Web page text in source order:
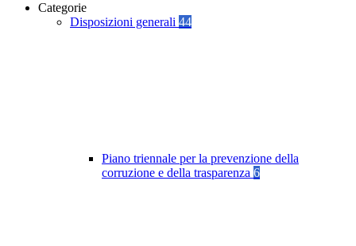
Categorie
Disposizioni generali 44
Piano triennale per la prevenzione della
corruzione e della trasparenza 6